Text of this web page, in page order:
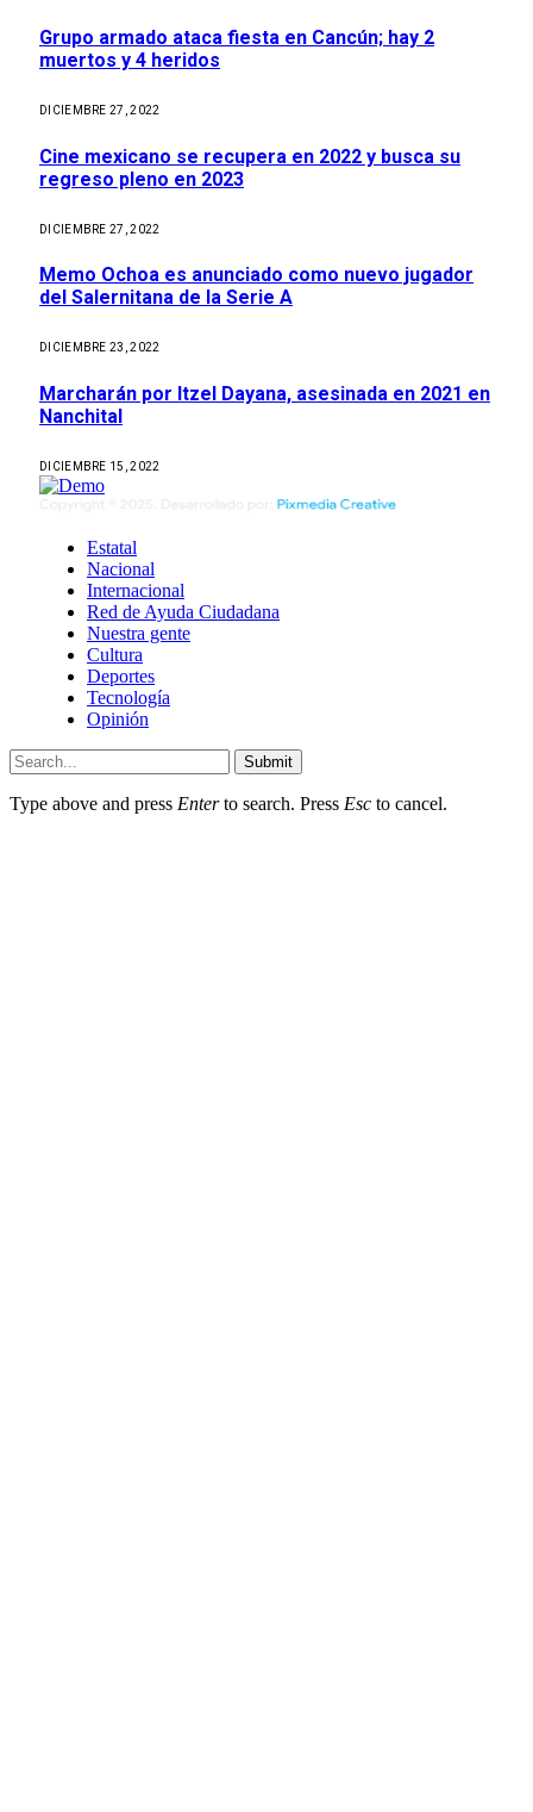
Grupo armado ataca fiesta en Cancún; hay 2
muertos y 4 heridos
DICIEMBRE 27, 2022
Cine mexicano se recupera en 2022 y busca su
regreso pleno en 2023
DICIEMBRE 27, 2022
Memo Ochoa es anunciado como nuevo jugador
del Salernitana de la Serie A
DICIEMBRE 23, 2022
Marcharán por Itzel Dayana, asesinada en 2021 en
Nanchital
DICIEMBRE 15, 2022
Estatal
Nacional
Internacional
Red de Ayuda Ciudadana
Nuestra gente
Cultura
Deportes
Tecnología
Opinión
Submit
Type above and press Enterto search. Press Esc to cancel.